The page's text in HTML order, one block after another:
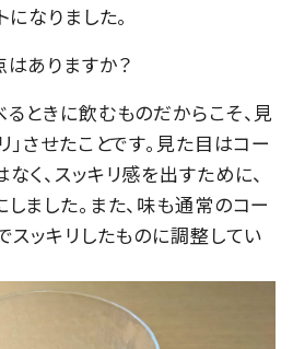
なりました。
ありますか？
ときに飲むものだからこそ、見
」させたことです。見た目はコー
く、スッキリ感を出すために、
ました。また、味も通常のコー
スッキリしたものに調整してい